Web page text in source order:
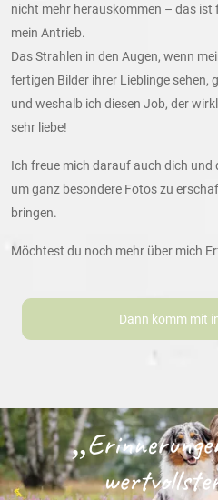
nicht mehr herauskommen – das ist
mein Antrieb.
Das Strahlen in den Augen, wenn
fertigen Bilder ihrer Lieblinge sehen,
und weshalb ich diesen Job, der
sehr liebe!
Ich freue mich darauf auch dich und
um ganz besondere Fotos zu
bringen.
Möchtest du noch mehr über mich
Dann komm mit